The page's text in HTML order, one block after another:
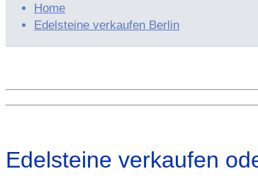
Home
Edelsteine verkaufen Berlin
Edelsteine verkaufen